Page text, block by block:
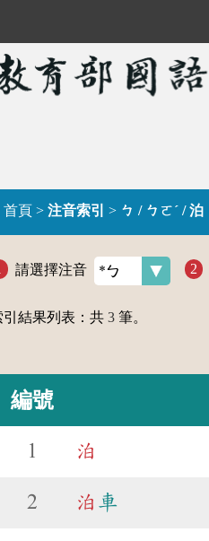
首頁 > 注音索引 > ㄅ / ㄅㄛˊ / 泊
請選擇注音
引結果列表：共 3 筆。
編號
1 泊
2 泊 車